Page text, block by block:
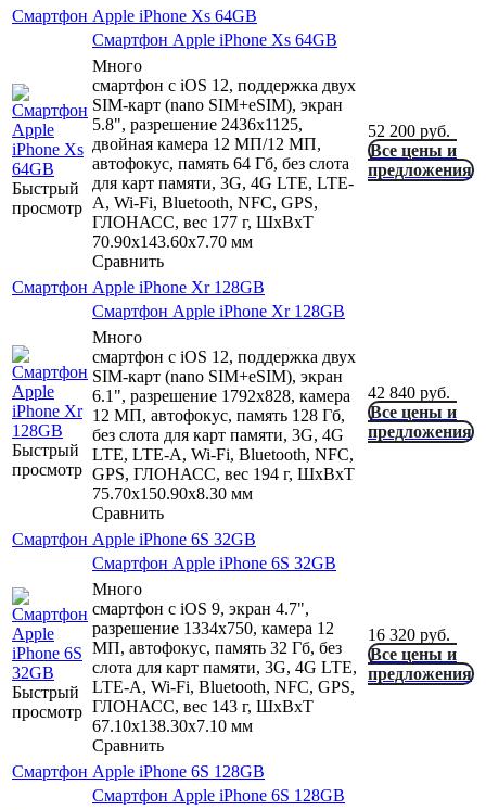
Смартфон Apple iPhone Xs 64GB
Быстрый
просмотр
Смартфон Apple iPhone Xs 64GB
Много
смартфон с iOS 12, поддержка двух
SIM-карт (nano SIM+eSIM), экран
5.8", разрешение 2436x1125,
двойная камера 12 МП/12 МП,
автофокус, память 64 Гб, без слота
для карт памяти, 3G, 4G LTE, LTE-
A, Wi-Fi, Bluetooth, NFC, GPS,
ГЛОНАСС, вес 177 г, ШxВxТ
70.90x143.60x7.70 мм
Сравнить
52 200 руб.
Все цены и
предложения
Смартфон Apple iPhone Xr 128GB
Быстрый
просмотр
Смартфон Apple iPhone Xr 128GB
Много
смартфон с iOS 12, поддержка двух
SIM-карт (nano SIM+eSIM), экран
6.1", разрешение 1792x828, камера
12 МП, автофокус, память 128 Гб,
без слота для карт памяти, 3G, 4G
LTE, LTE-A, Wi-Fi, Bluetooth, NFC,
GPS, ГЛОНАСС, вес 194 г, ШxВxТ
75.70x150.90x8.30 мм
Сравнить
42 840 руб.
Все цены и
предложения
Смартфон Apple iPhone 6S 32GB
Быстрый
просмотр
Смартфон Apple iPhone 6S 32GB
Много
смартфон с iOS 9, экран 4.7",
разрешение 1334x750, камера 12
МП, автофокус, память 32 Гб, без
слота для карт памяти, 3G, 4G LTE,
LTE-A, Wi-Fi, Bluetooth, NFC, GPS,
ГЛОНАСС, вес 143 г, ШxВxТ
67.10x138.30x7.10 мм
Сравнить
16 320 руб.
Все цены и
предложения
Смартфон Apple iPhone 6S 128GB
Смартфон Apple iPhone 6S 128GB